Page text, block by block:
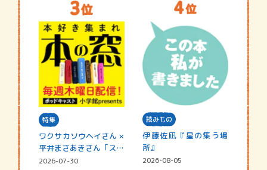
特集
ワクサカソウヘイさん ×
平井まさあきさん「スペ
シャ…
2026-07-30
読みもの
伊藤佐凪『星の集う場
所』
2026-08-05